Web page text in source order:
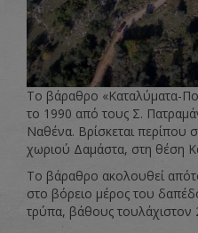
Το βάραθρο «Καταλύματα-
το 1990 από τους Σ.
Ναθένα. Βρίσκεται περίπου
χωριού Δαμάστα, στη θέση
Το βάραθρο ακολουθεί
στο βόρειο μέρος του
τρύπα, βάθους τουλάχιστον